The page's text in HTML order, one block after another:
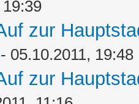
zur
- 05.10.2011, 19:48
zur